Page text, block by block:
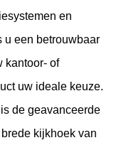
en
u een betrouwbaar
kantoor- of
uw ideale keuze.
de geavanceerde
kijkhoek van